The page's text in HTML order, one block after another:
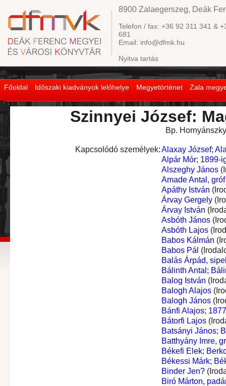
Főoldal Időszaki kiadványok lelőhelye Megyetörténet Zala
8900 Zalaegerszeg, Deák
Telefon / fax: +36 92 311 341 &
681
Email: info@dfmk.hu
Nyitva tartás
Szinnyei József:
Bp.
Kapcsolódó személyek:Alaxay József;
Alpár Mór; 1899-
Alszeghy János
Amade Antal, gróf
Apáthy István
Árvay Gergely
Árvay István
Asbóth János
Asbóth Lajos
Babos Kálmán
Babos Pál
Balás Árpád,
Bálinth Antal;
Balog István
Balogh Alajos
Balogh János
Bánfi Alajos;
Bátorfi Lajos
Batsányi János;
Batthyány Imre,
Békefi Elek;
Békessi Márk;
Binder Jen?
Biró Márton,